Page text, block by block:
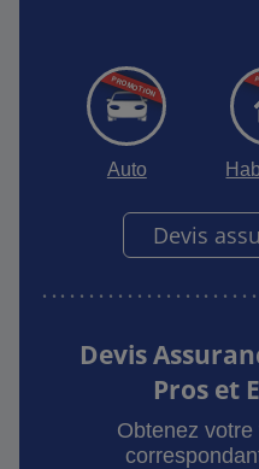
Auto
Devis
Devis
Pros et
Obtenez